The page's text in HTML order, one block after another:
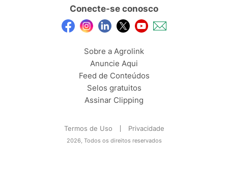
Conecte-se conosco
Sobre a Agrolink
Anuncie Aqui
Feed de Conteúdos
Selos gratuitos
Assinar Clipping
Termos de Uso Privacidade
2026, Todos os direitos reservados